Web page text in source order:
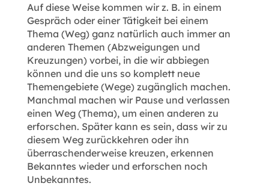
Auf diese Weise kommen wir z. B. in einem
Gespräch oder einer Tätigkeit bei einem
Thema (Weg) ganz natürlich auch immer an
anderen Themen (Abzweigungen und
Kreuzungen) vorbei, in die wir abbiegen
können und die uns so komplett neue
Themengebiete (Wege) zugänglich machen.
Manchmal machen wir Pause und verlassen
einen Weg (Thema), um einen anderen zu
erforschen. Später kann es sein, dass wir zu
diesem Weg zurückkehren oder ihn
überraschenderweise kreuzen, erkennen
Bekanntes wieder und erforschen noch
Unbekanntes.